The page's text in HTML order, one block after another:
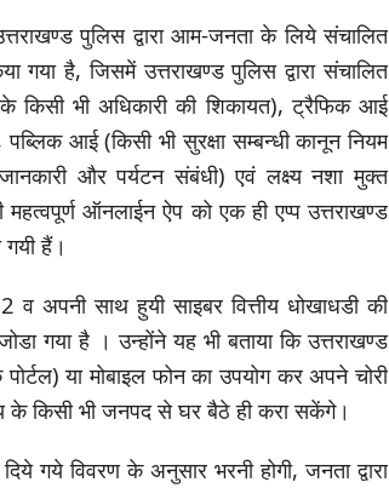
पुलिस द्वारा आम-जनता के लिये संचालित
है, जिसमें उत्तराखण्ड पुलिस द्वारा संचालित
किसी भी अधिकारी की शिकायत), ट्रैफिक आई
पब्लिक आई (किसी भी सुरक्षा सम्बन्धी कानून नियम
और पर्यटन संबंधी) एवं लक्ष्य नशा मुक्त
ऑनलाईन ऐप को एक ही एप्प उत्तराखण्ड
हैं।
अपनी साथ हुयी साइबर वित्तीय धोखाधडी की
गया है । उन्होंने यह भी बताया कि उत्तराखण्ड
या मोबाइल फोन का उपयोग कर अपने चोरी
के किसी भी जनपद से घर बैठे ही करा सकेंगे।
गये विवरण के अनुसार भरनी होगी, जनता द्वारा